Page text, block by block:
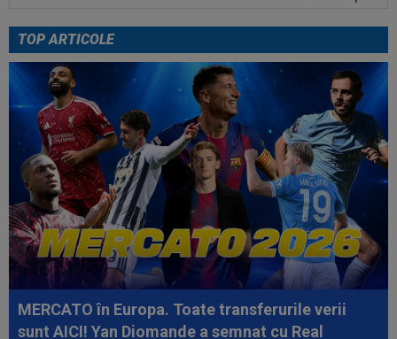
11:52
O echipă din SuperLiga, gata să se mute pe un
alt stadion: "Finalul lunii...
13:06 EXCLUSIV
"Încă nu am închis cu Folha". CFR
a făcut anunțul despre noul antrenor
12:54
A plecat de la Rapid, a dat în judecată clubul și
îi cere o avere: 15 salarii!
12:54 Lovitură de teatru: Rodri!
12:35
Peluza Nord, întâlnire de gradul zero cu
jucătorii și conducătorii de la FCSB...
12:27
Verdictul specialistului, după ce Universitatea
TOP ARTICOLE
MERCATO în Europa. Toate transferurile verii
sunt AICI! Yan Diomande a semnat cu Real